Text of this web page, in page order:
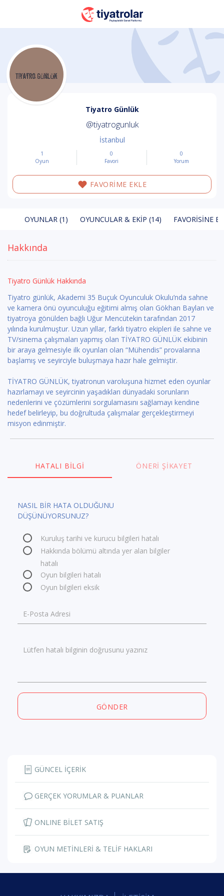
Tiyatro Günlük
@tiyatrogunluk
İstanbul
1
Oyun
0
Favori
0
Yorum
FAVORİME EKLE
OYUNLAR (1) OYUNCULAR & EKIP (14) FAVORISINE
Hakkında
Tiyatro Günlük Hakkında
Tiyatro günlük, Akademi 35 Buçuk Oyunculuk Okulu’nda sahne
ve kamera önü oyunculuğu eğitimi almış olan Gökhan Baylan ve
tiyatroya gönülden bağlı Uğur Mencütekin tarafından 2017
yılında kurulmuştur. Uzun yıllar, farklı tiyatro ekipleri ile sahne ve
TV/sinema çalışmaları yapmış olan TİYATRO GÜNLÜK ekibinin
bir araya gelmesiyle ilk oyunları olan “Mühendis” provalarına
başlamış ve seyirciyle buluşmaya hazır hale gelmiştir.
TİYATRO GÜNLÜK, tiyatronun varoluşuna hizmet eden oyunlar
hazırlamayı ve seyircinin yaşadıkları dünyadaki sorunların
nedenlerini ve çözümlerini sorgulamasını sağlamayı kendine
hedef belirleyip, bu doğrultuda çalışmalar gerçekleştirmeyi
misyon edinmiştir.
HATALI BILGI ÖNERI ŞIKAYET
NASIL BİR HATA OLDUĞUNU
DÜŞÜNÜYORSUNUZ?
Kuruluş tarihi ve kurucu bilgileri hatalı
Hakkında bölümü altında yer alan bilgiler
hatalı
Oyun bilgileri hatalı
Oyun bilgileri eksik
E-Posta Adresi
Lütfen hatalı bilginin doğrusunu yazınız
GÖNDER
GÜNCEL İÇERİK
GERÇEK YORUMLAR & PUANLAR
ONLINE BİLET SATIŞ
OYUN METİNLERİ & TELİF HAKLARI